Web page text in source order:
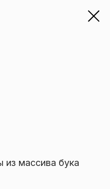
массива бука